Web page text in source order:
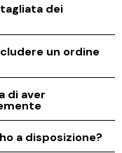
dei
un ordine
di aver
a disposizione?